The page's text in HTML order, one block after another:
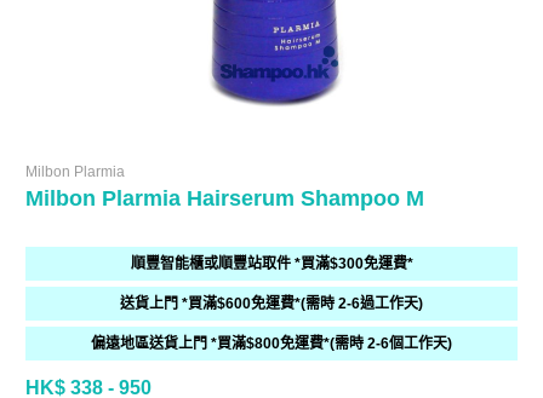
Milbon Plarmia
Milbon Plarmia Hairserum Shampoo M
順豐智能櫃或順豐站取件 *買滿$300免運費*
送貨上門 *買滿$600免運費*(需時 2-6過工作天)
偏遠地區送貨上門 *買滿$800免運費*(需時 2-6個工作天)
HK$ 338 - 950